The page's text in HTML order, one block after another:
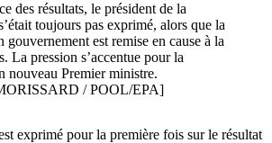
des résultats, le président de la
toujours pas exprimé, alors que la
gouvernement est remise en cause à la
La pression s’accentue pour la
nouveau Premier ministre.
/ POOL/EPA]
exprimé pour la première fois sur le résultat